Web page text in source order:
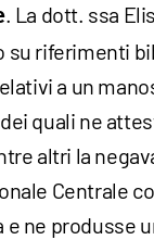
. La dott. ssa
su riferimenti
a un
quali ne
altri la
Centrale
ne produsse